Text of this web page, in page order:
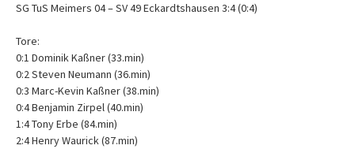
SG TuS Meimers 04 – SV 49 Eckardtshausen 3:4 (0:4)
Tore:
0:1 Dominik Kaßner (33.min)
0:2 Steven Neumann (36.min)
0:3 Marc-Kevin Kaßner (38.min)
0:4 Benjamin Zirpel (40.min)
1:4 Tony Erbe (84.min)
2:4 Henry Waurick (87.min)